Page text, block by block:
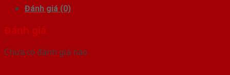
Đánh giá (0)
Đánh giá
Chưa có đánh giá nào.